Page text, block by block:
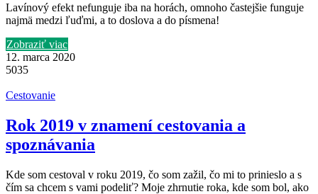
Lavínový efekt nefunguje iba na horách, omnoho častejšie funguje
najmä medzi ľuďmi, a to doslova a do písmena!
Zobraziť viac
12. marca 2020
5035
Cestovanie
Rok 2019 v znamení cestovania a
spoznávania
Kde som cestoval v roku 2019, čo som zažil, čo mi to prinieslo a s
čím sa chcem s vami podeliť? Moje zhrnutie roka, kde som bol, ako